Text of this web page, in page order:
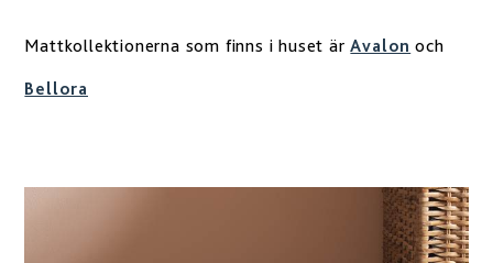
Mattkollektionerna som finns i huset ärAvalon och
Bellora